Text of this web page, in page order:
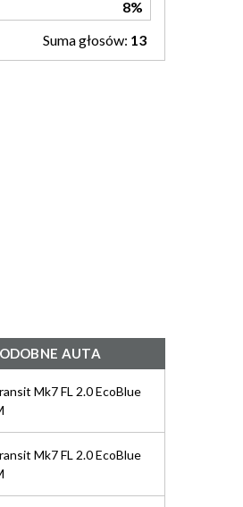
8%
Suma głosów: 13
AUTA
Mk7 FL 2.0 EcoBlue
Mk7 FL 2.0 EcoBlue